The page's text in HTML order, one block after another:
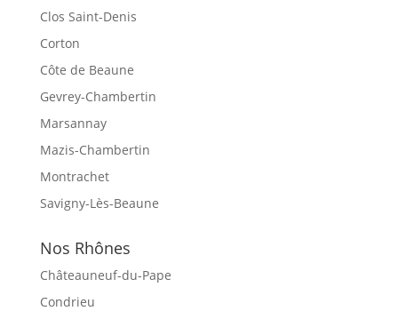
Clos Saint-Denis
Corton
Côte de Beaune
Gevrey-Chambertin
Marsannay
Mazis-Chambertin
Montrachet
Savigny-Lès-Beaune
Nos Rhônes
Châteauneuf-du-Pape
Condrieu